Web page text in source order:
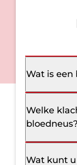
Wat is een
Welke
bloedneus?
Wat kunt